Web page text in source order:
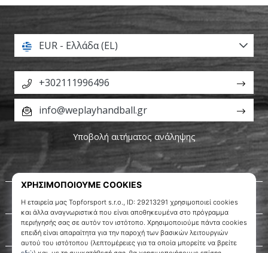
Σχετικά μ' εμάς
Εξυπηρέτηση πελατών
EUR - Ελλάδα (EL)
+302111996496
info@weplayhandball.gr
Υποβολή αιτήματος ανάληψης